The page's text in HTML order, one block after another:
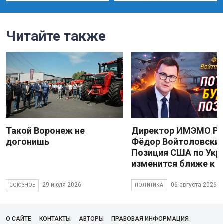
Читайте также
Такой Воронеж не
догонишь
СОЮЗНОЕ 29 июля 2026
Директор ИМЭМО
Фёдор
Позиция США по
изменится ближе к
ПОЛИТИКА 06 августа 2026
О САЙТЕ КОНТАКТЫ АВТОРЫ ПРАВОВАЯ ИНФОРМАЦИЯ